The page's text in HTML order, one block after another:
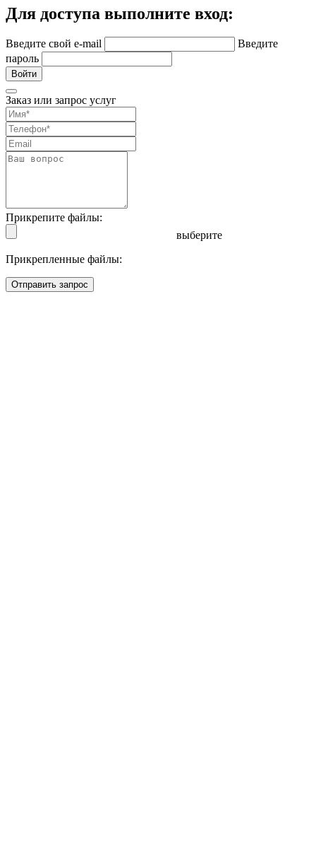
Для доступа выполните вход:
Введите свой e-mail
Введите
пароль
Войти
Заказ или запрос услуг
Прикрепите файлы:
выберите
Прикрепленные файлы:
Отправить запрос